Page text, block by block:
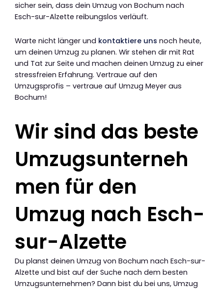
sicher sein, dass dein Umzug von Bochum nach
Esch-sur-Alzette reibungslos verläuft.
Warte nicht länger und kontaktiere uns noch heute,
um deinen Umzug zu planen. Wir stehen dir mit Rat
und Tat zur Seite und machen deinen Umzug zu einer
stressfreien Erfahrung. Vertraue auf den
Umzugsprofis – vertraue auf Umzug Meyer aus
Bochum!
Wir sind das beste
Umzugsunterneh
men für den
Umzug nach Esch-
sur-Alzette
Du planst deinen Umzug von Bochum nach Esch-sur-
Alzette und bist auf der Suche nach dem besten
Umzugsunternehmen? Dann bist du bei uns, Umzug